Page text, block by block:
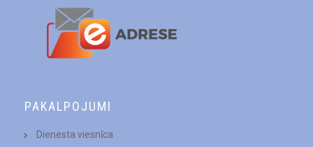
PAKALPOJUMI
Dienesta viesnīca